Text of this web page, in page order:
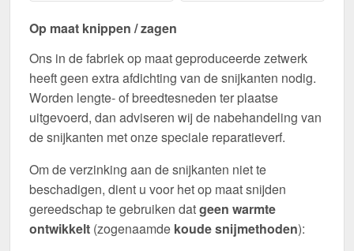
Op maat knippen / zagen
Ons in de fabriek op maat geproduceerde zetwerk
heeft geen extra afdichting van de snijkanten nodig.
Worden lengte- of breedtesneden ter plaatse
uitgevoerd, dan adviseren wij de nabehandeling van
de snijkanten met onze speciale reparatieverf.
Om de verzinking aan de snijkanten niet te
beschadigen, dient u voor het op maat snijden
gereedschap te gebruiken datgeen warmte
ontwikkelt (zogenaamde koude snijmethoden):